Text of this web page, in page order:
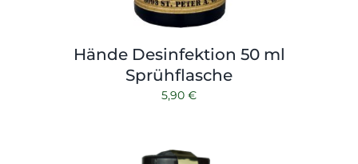
Hände Desinfektion 50 ml
Sprühflasche
5,90 €